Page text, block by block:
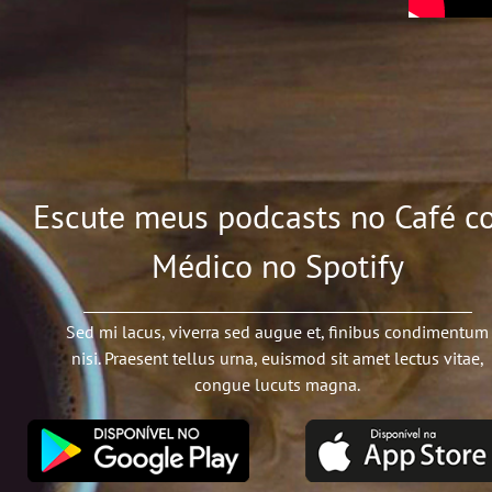
Escute meus podcasts no Café
Médico no Spotify
Sed mi lacus, viverra sed augue et, finibus condimentum
nisi. Praesent tellus urna, euismod sit amet lectus vitae,
congue lucuts magna.